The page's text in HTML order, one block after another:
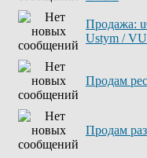
Продажа:
Ustym /
Продам
Продам